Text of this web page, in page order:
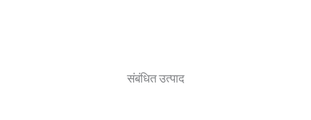
संबंधित उत्पाद